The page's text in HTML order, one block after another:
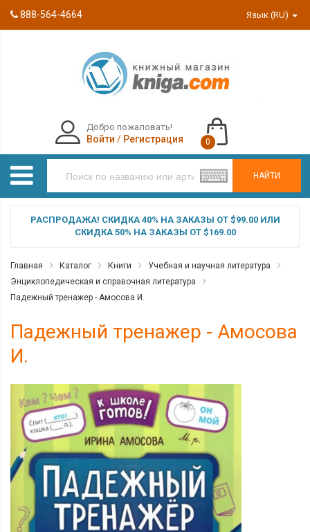
888-564-4664 Язык (RU)
НАЙТИ
Добро пожаловать!
Войти / Регистрация 0
РАСПРОДАЖА! СКИДКА 40% НА ЗАКАЗЫ ОТ $99.00 ИЛИ
СКИДКА 50% НА ЗАКАЗЫ ОТ $169.00
Главная Каталог Книги
Учебная и научная литература
Энциклопедическая и справочная литература
Падежный тренажер - Амосова И.
Падежный тренажер - Амосова
И.